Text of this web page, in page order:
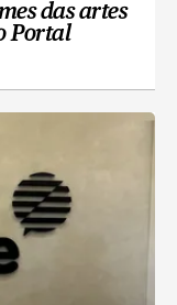
das artes
Portal